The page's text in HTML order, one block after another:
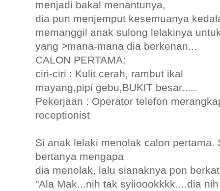
menjadi bakal menantunya,
dia pun menjemput kesemuanya
memanggil anak sulong lelakinya
yang >mana-mana dia berkenan...
CALON PERTAMA:
ciri-ciri : Kulit cerah, rambut ikal
mayang,pipi gebu,BUKIT besar.....
Pekerjaan : Operator telefon
receptionist
Si anak lelaki menolak calon pertama.
bertanya mengapa
dia menolak, lalu sianaknya pon
"Ala Mak...nih tak syiioookkkk....dia nih